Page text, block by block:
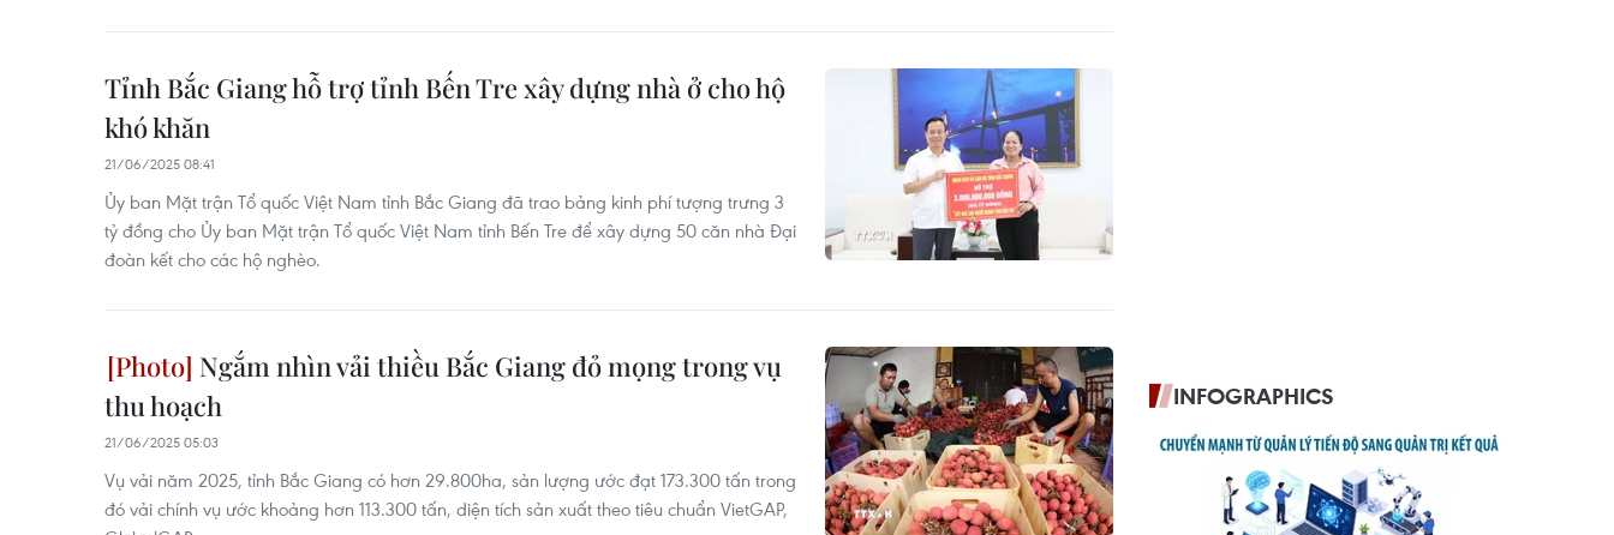
Tỉnh Bắc Giang hỗ trợ tỉnh Bến Tre xây dựng nhà ở cho hộ
khó khăn
21/06/2025 08:41
Ủy ban Mặt trận Tổ quốc Việt Nam tỉnh Bắc Giang đã trao bảng kinh phí tượng trưng 3
tỷ đồng cho Ủy ban Mặt trận Tổ quốc Việt Nam tỉnh Bến Tre để xây dựng 50 căn nhà Đại
đoàn kết cho các hộ nghèo.
Ngắm nhìn vải thiều Bắc Giang đỏ mọng trong vụ
thu hoạch
21/06/2025 05:03
Vụ vải năm 2025, tỉnh Bắc Giang có hơn 29.800ha, sản lượng ước đạt 173.300 tấn trong
đó vải chính vụ ước khoảng hơn 113.300 tấn, diện tích sản xuất theo tiêu chuẩn VietGAP,
INFOGRAPHICS